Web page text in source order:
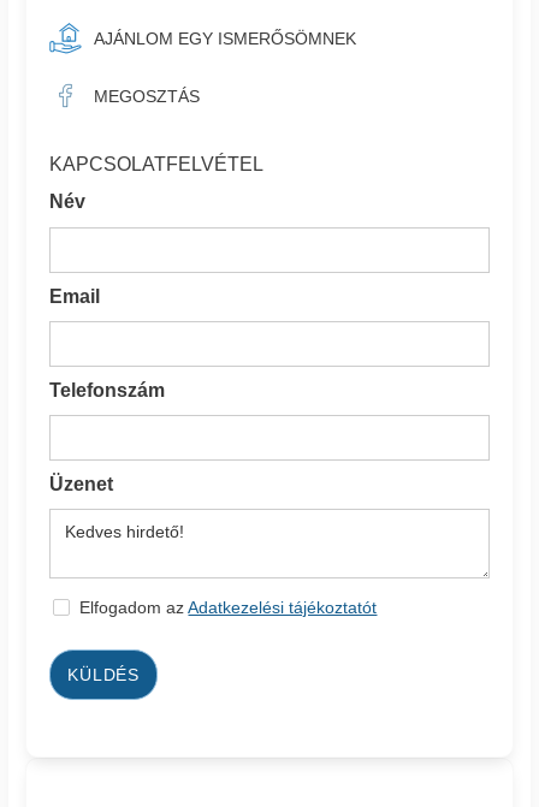
AJÁNLOM EGY ISMERŐSÖMNEK
MEGOSZTÁS
KAPCSOLATFELVÉTEL
Név
Email
Telefonszám
Üzenet
Elfogadom azAdatkezelési tájékoztatót
KÜLDÉS